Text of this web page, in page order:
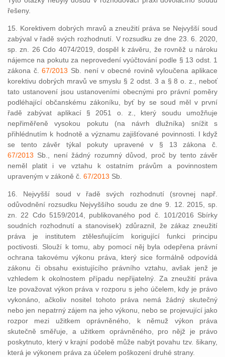
řešeny.
15. Korektivem dobrých mravů a zneužití práva se Nejvyšší soud
zabýval v řadě svých rozhodnutí. V rozsudku ze dne 23. 6. 2020,
sp. zn. 26 Cdo 4074/2019, dospěl k závěru, že rovněž u nároku
nájemce na pokutu za neprovedení vyúčtování podle § 13 odst. 1
zákona č.67/2013 Sb. není v obecné rovině vyloučena aplikace
korektivu dobrých mravů ve smyslu § 2 odst. 3 a § 8 o. z., neboť
tato ustanovení jsou ustanoveními obecnými pro právní poměry
podléhající občanskému zákoníku, byť by se soud měl v první
řadě zabývat aplikací § 2051 o. z., který soudu umožňuje
nepřiměřeně vysokou pokutu (na návrh dlužníka) snížit s
přihlédnutím k hodnotě a významu zajišťované povinnosti. I když
se tento závěr týkal pokuty upravené v § 13 zákona č.
67/2013 Sb., není žádný rozumný důvod, proč by tento závěr
neměl platit i ve vztahu k ostatním právům a povinnostem
upraveným v zákoně č. 67/2013 Sb.
16. Nejvyšší soud v řadě svých rozhodnutí (srovnej např.
odůvodnění rozsudku Nejvyššího soudu ze dne 9. 12. 2015, sp.
zn. 22 Cdo 5159/2014, publikovaného pod č. 101/2016 Sbírky
soudních rozhodnutí a stanovisek) zdůraznil, že zákaz zneužití
práva je institutem ztělesňujícím korigující funkci principu
poctivosti. Slouží k tomu, aby pomocí něj byla odepřena právní
ochrana takovému výkonu práva, který sice formálně odpovídá
zákonu či obsahu existujícího právního vztahu, avšak jenž je
vzhledem k okolnostem případu nepřijatelný. Za zneužití práva
lze považovat výkon práva v rozporu s jeho účelem, kdy je právo
vykonáno, ačkoliv nositel tohoto práva nemá žádný skutečný
nebo jen nepatrný zájem na jeho výkonu, nebo se projevující jako
rozpor mezi užitkem oprávněného, k němuž výkon práva
skutečně směřuje, a užitkem oprávněného, pro nějž je právo
poskytnuto, který v krajní podobě může nabýt povahu tzv. šikany,
která je výkonem práva za účelem poškození druhé strany.